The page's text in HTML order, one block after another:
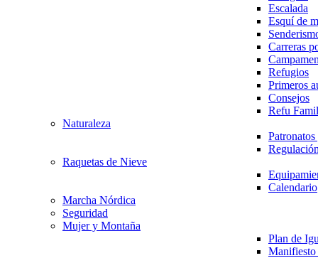
Escalada
Esquí de
Carreras
Refugios
Primeros
Consejos
Refu
Naturaleza
Raquetas de Nieve
Calendario
Marcha Nórdica
Seguridad
Mujer y Montaña
Plan de